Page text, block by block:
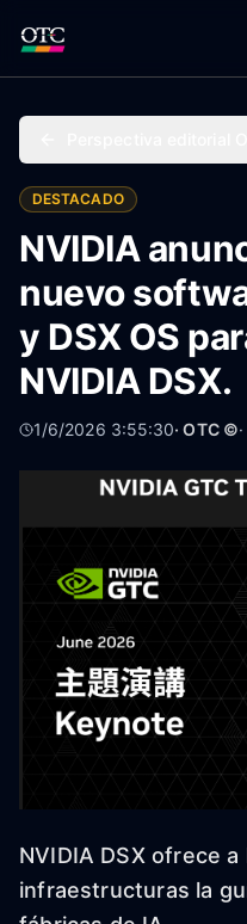
DESTACADO
NVIDIA
nuevo
y DSX OS
NVIDIA DSX.
1/6/2026 3:55:30· OTC ©·
NVIDIA DSX ofrece
infraestructuras la